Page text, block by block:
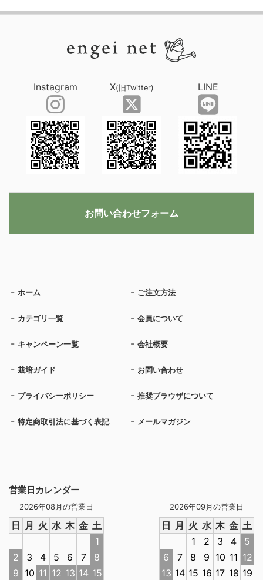
営業日カレンダー
2026年08月の営業日
日 月 火 水 木 金 土
1
2
3 4 5 6 7
8
9 10 11 12 13 14 15
2026年09月の営業日
日 月 火 水 木 金 土
1
2 3 4
5
6
7 8 9 10 11 12
13 14 15 16 17 18 19
ホーム ご注文方法
カテゴリ一覧 会員について
キャンペーン一覧 会社概要
栽培ガイド お問い合わせ
プライバシーポリシー 推奨ブラウザについて
特定商取引法に基づく表記 メールマガジン
Instagram X(旧Twitter) LINE
お問い合わせフォーム